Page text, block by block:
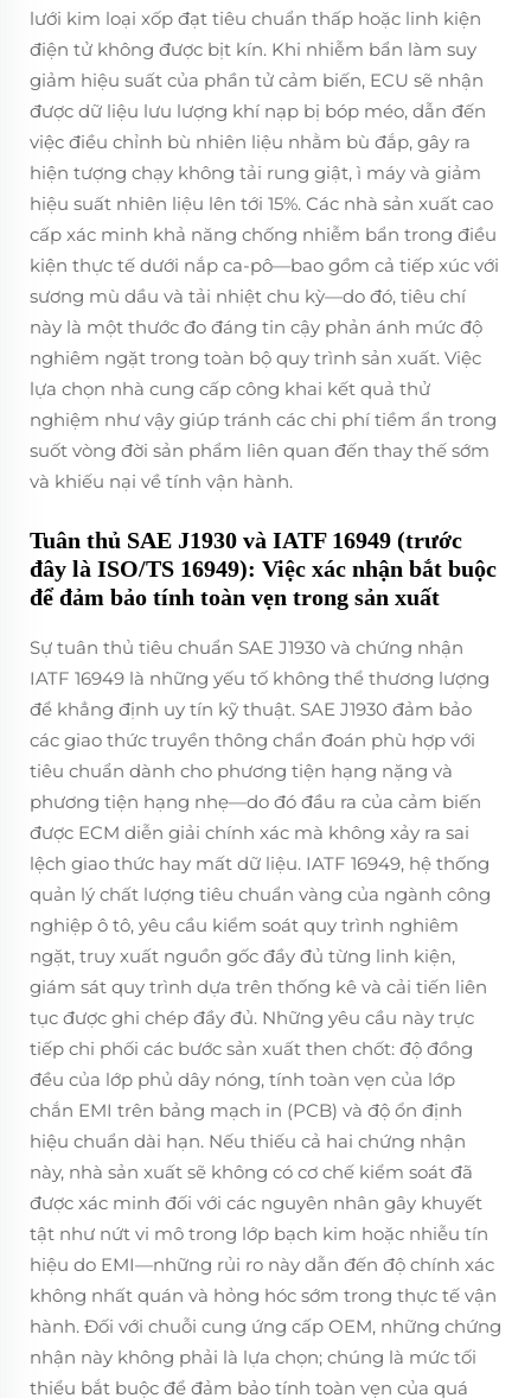
lưới kim loại xốp đạt tiêu chuẩn thấp hoặc linh kiện
điện tử không được bịt kín. Khi nhiễm bẩn làm suy
giảm hiệu suất của phần tử cảm biến, ECU sẽ nhận
được dữ liệu lưu lượng khí nạp bị bóp méo, dẫn đến
việc điều chỉnh bù nhiên liệu nhằm bù đắp, gây ra
hiện tượng chạy không tải rung giật, ì máy và giảm
hiệu suất nhiên liệu lên tới 15%. Các nhà sản xuất cao
cấp xác minh khả năng chống nhiễm bẩn trong điều
kiện thực tế dưới nắp ca-pô—bao gồm cả tiếp xúc với
sương mù dầu và tải nhiệt chu kỳ—do đó, tiêu chí
này là một thước đo đáng tin cậy phản ánh mức độ
nghiêm ngặt trong toàn bộ quy trình sản xuất. Việc
lựa chọn nhà cung cấp công khai kết quả thử
nghiệm như vậy giúp tránh các chi phí tiềm ẩn trong
suốt vòng đời sản phẩm liên quan đến thay thế sớm
và khiếu nại về tính vận hành.
Tuân thủ SAE J1930 và IATF 16949 (trước
đây là ISO/TS 16949): Việc xác nhận bắt buộc
để đảm bảo tính toàn vẹn trong sản xuất
Sự tuân thủ tiêu chuẩn SAE J1930 và chứng nhận
IATF 16949 là những yếu tố không thể thương lượng
để khẳng định uy tín kỹ thuật. SAE J1930 đảm bảo
các giao thức truyền thông chẩn đoán phù hợp với
tiêu chuẩn dành cho phương tiện hạng nặng và
phương tiện hạng nhẹ—do đó đầu ra của cảm biến
được ECM diễn giải chính xác mà không xảy ra sai
lệch giao thức hay mất dữ liệu. IATF 16949, hệ thống
quản lý chất lượng tiêu chuẩn vàng của ngành công
nghiệp ô tô, yêu cầu kiểm soát quy trình nghiêm
ngặt, truy xuất nguồn gốc đầy đủ từng linh kiện,
giám sát quy trình dựa trên thống kê và cải tiến liên
tục được ghi chép đầy đủ. Những yêu cầu này trực
tiếp chi phối các bước sản xuất then chốt: độ đồng
đều của lớp phủ dây nóng, tính toàn vẹn của lớp
chắn EMI trên bảng mạch in (PCB) và độ ổn định
hiệu chuẩn dài hạn. Nếu thiếu cả hai chứng nhận
này, nhà sản xuất sẽ không có cơ chế kiểm soát đã
được xác minh đối với các nguyên nhân gây khuyết
tật như nứt vi mô trong lớp bạch kim hoặc nhiễu tín
hiệu do EMI—những rủi ro này dẫn đến độ chính xác
không nhất quán và hỏng hóc sớm trong thực tế vận
hành. Đối với chuỗi cung ứng cấp OEM, những chứng
nhận này không phải là lựa chọn; chúng là mức tối
thiểu bắt buộc để đảm bảo tính toàn vẹn của quá